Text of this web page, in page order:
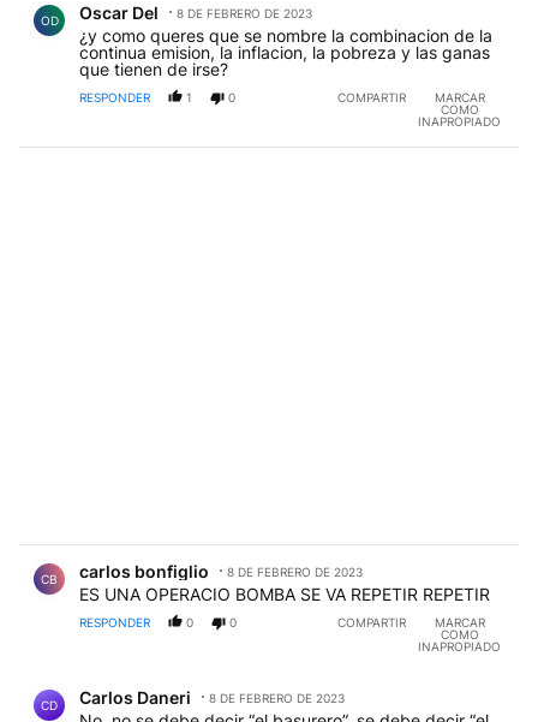
OD Oscar Del 8 DE FEBRERO DE 2023
¿y como queres que se nombre la combinacion de la
continua emision, la inflacion, la pobreza y las ganas
que tienen de irse?
RESPONDER 1 0 COMPARTIR
MARCAR
COMO
INAPROPIADO
CB carlos bonfiglio 8 DE FEBRERO DE 2023
ES UNA OPERACIO BOMBA SE VA REPETIR REPETIR
RESPONDER 0 0 COMPARTIR
MARCAR
COMO
INAPROPIADO
CD Carlos Daneri 8 DE FEBRERO DE 2023